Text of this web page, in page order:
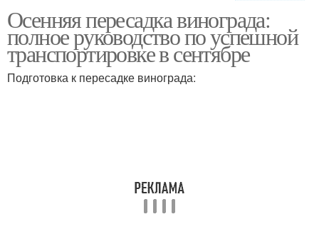
Ошибки при пересадке Время для пересадки
Осенняя пересадка винограда:
полное руководство по успешной
транспортировке в сентябре
Подготовка к пересадке винограда: